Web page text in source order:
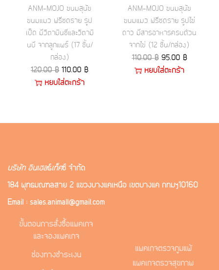
ANM-MOJO ขนมสุนัข
ขนมแมว ฟรีซดราย รูป
เป็ด มีวิตามินซีและวิตามิ
นบี จากลูกแพร์ (17 ชิ้น/
กล่อง)
120.00฿ 110.00 ฿
หยิบใส่ตะกร้า
ANM-MOJO ขนมสุนัข
ขนมแมว ฟรีซดราย รูปไข่
ดาว มีสารอาหารครบถ้วน
จากไข่ (12 ชิ้น/กล่อง)
110.00฿ 95.00 ฿
หยิบใส่ตะกร้า
บริษัท อินเฮลธ์เท็คซ์ จำกัด
184 พุทธมณฑลสาย 2 แขวงบางแคเหนือ เขตบางแค กทมฯ10160
Email : sales.animall@gmail.com
ขั้นตอนการสั่งซื้อแพคเกจ
และจองแพคเกจ
ช่องทางชำระเงิน
แพคเกจตรวจภูมิแพ้
แพคเกจตรวจสุขภาพ